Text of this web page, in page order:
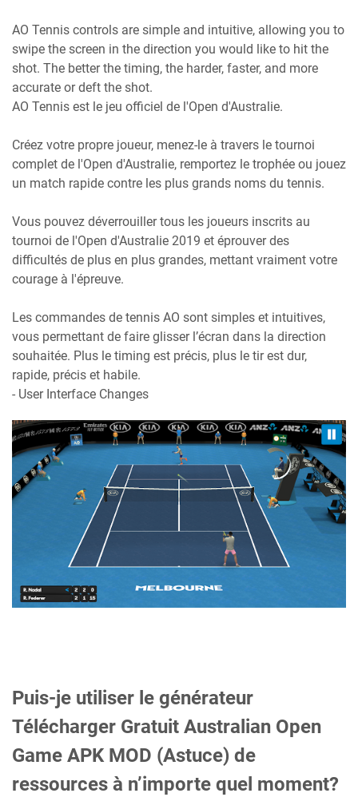
AO Tennis controls are simple and intuitive, allowing you to
swipe the screen in the direction you would like to hit the
shot. The better the timing, the harder, faster, and more
accurate or deft the shot.
AO Tennis est le jeu officiel de l'Open d'Australie.
Créez votre propre joueur, menez-le à travers le tournoi
complet de l'Open d'Australie, remportez le trophée ou jouez
un match rapide contre les plus grands noms du tennis.
Vous pouvez déverrouiller tous les joueurs inscrits au
tournoi de l'Open d'Australie 2019 et éprouver des
difficultés de plus en plus grandes, mettant vraiment votre
courage à l'épreuve.
Les commandes de tennis AO sont simples et intuitives,
vous permettant de faire glisser l’écran dans la direction
souhaitée. Plus le timing est précis, plus le tir est dur,
rapide, précis et habile.
- User Interface Changes
Puis-je utiliser le générateur
Télécharger Gratuit Australian Open
Game APK MOD (Astuce) de
ressources à n’importe quel moment?